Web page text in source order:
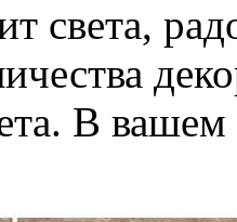
света,
В